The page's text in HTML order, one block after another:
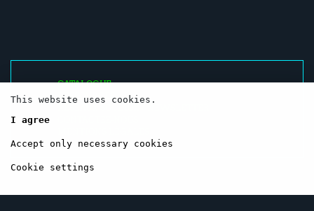
CATALOGUE
RESSOURCES
This website uses cookies.
I agree
Accept only necessary cookies
Cookie settings